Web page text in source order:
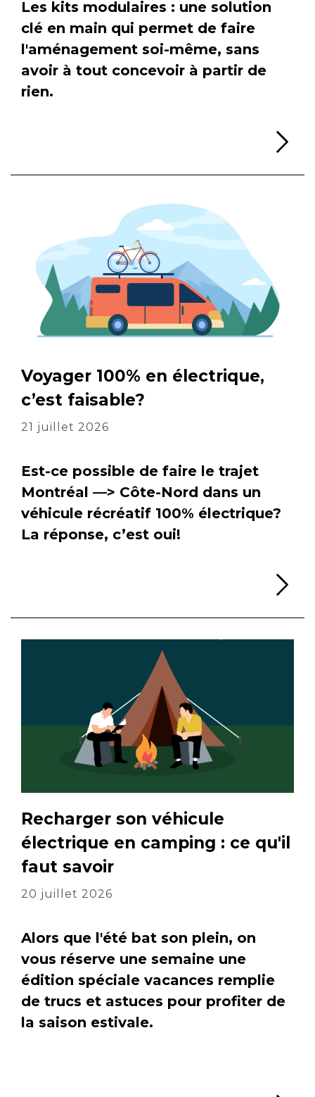
Les kits modulaires : une solution
clé en main qui permet de faire
l'aménagement soi-même, sans
avoir à tout concevoir à partir de
rien.
Voyager 100% en électrique,
c’est faisable?
21 juillet 2026
Est-ce possible de faire le trajet
Montréal —> Côte-Nord dans un
véhicule récréatif 100% électrique?
La réponse, c’est oui!
Recharger son véhicule
électrique en camping : ce qu'il
faut savoir
20 juillet 2026
Alors que l'été bat son plein, on
vous réserve une semaine une
édition spéciale vacances remplie
de trucs et astuces pour profiter de
la saison estivale.